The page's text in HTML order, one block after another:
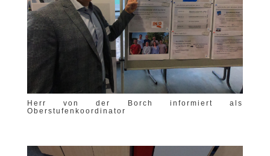
Herr von der Borch informiert als
Oberstufenkoordinator